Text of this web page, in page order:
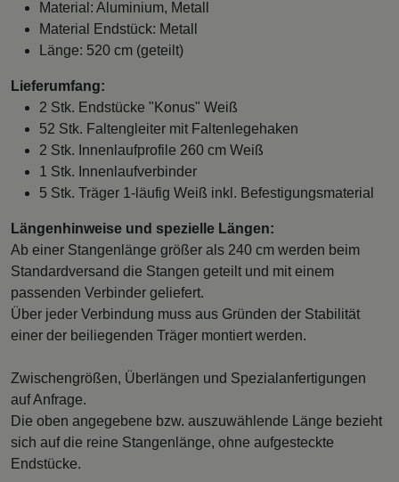
Material: Aluminium, Metall
Material Endstück: Metall
Länge: 520 cm (geteilt)
Lieferumfang:
2 Stk. Endstücke "Konus" Weiß
52 Stk. Faltengleiter mit Faltenlegehaken
2 Stk. Innenlaufprofile 260 cm Weiß
1 Stk. Innenlaufverbinder
5 Stk. Träger 1-läufig Weiß inkl. Befestigungsmaterial
Längenhinweise und spezielle Längen:
Ab einer Stangenlänge größer als 240 cm werden beim
Standardversand die Stangen geteilt und mit einem
passenden Verbinder geliefert.
Über jeder Verbindung muss aus Gründen der Stabilität
einer der beiliegenden Träger montiert werden.
Zwischengrößen, Überlängen und Spezialanfertigungen
auf Anfrage.
Die oben angegebene bzw. auszuwählende Länge bezieht
sich auf die reine Stangenlänge, ohne aufgesteckte
Endstücke.